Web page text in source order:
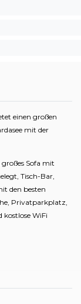
einen großen
mit der
Sofa mit
Tisch-Bar,
den besten
Privatparkplatz,
WiFi